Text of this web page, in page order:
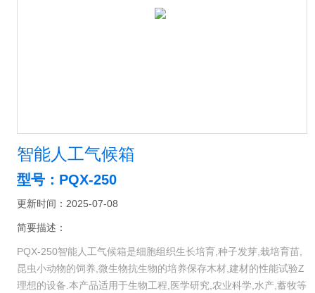
智能人工气候箱
型号：PQX-250
更新时间：2025-07-08
简要描述：
PQX-250智能人工气候箱是细胞组织生长培育,种子发芽,栽培育苗,
昆虫小动物的饲养,微生物抗生物的培养保存木材,建材的性能试验Z
理想的设备.本产品适用于生物工程,医学研究,农业科学,水产,蓄牧等